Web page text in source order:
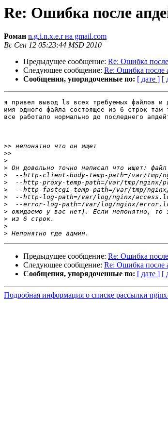
Re: Ошибка после
Роман n.g.i.n.x.e.r на gmail.com
Вс Сен 12 05:23:44 MSD 2010
Предыдущее сообщение: Re: Ошибка
Следующее сообщение: Re: Ошибка после
Сообщения, упорядоченные по: [ дате ] [
я привел вывод ls всех требуемых файлов и
имя одного файла состоящее из 6 строк там
все работало нормально до последнего
>>
>>
>
>
>
>
>
>
>
>
>
>
>
Предыдущее сообщение: Re: Ошибка
Следующее сообщение: Re: Ошибка после
Сообщения, упорядоченные по: [ дате ] [
Подробная информация о списке рассылки